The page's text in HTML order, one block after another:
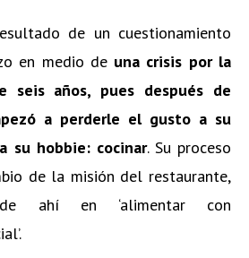
de un cuestionamiento
en medio de una crisis por la
seis años, pues después de
a perderle el gusto a su
su hobbie: cocinar. Su proceso
de la misión del restaurante,
ahí en ‘alimentar con